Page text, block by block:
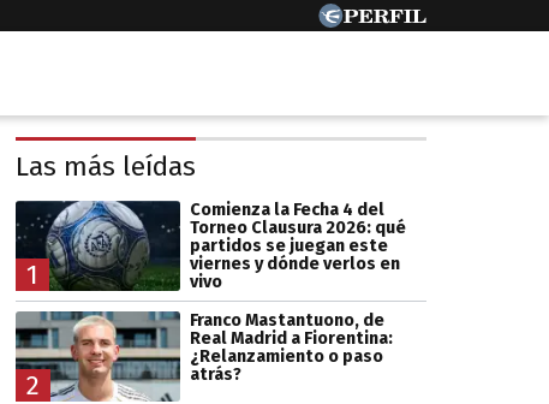
Las más leídas
1
Comienza la Fecha 4 del
Torneo Clausura 2026: qué
partidos se juegan este
viernes y dónde verlos en
vivo
2
Franco Mastantuono, de
Real Madrid a Fiorentina:
¿Relanzamiento o paso
atrás?